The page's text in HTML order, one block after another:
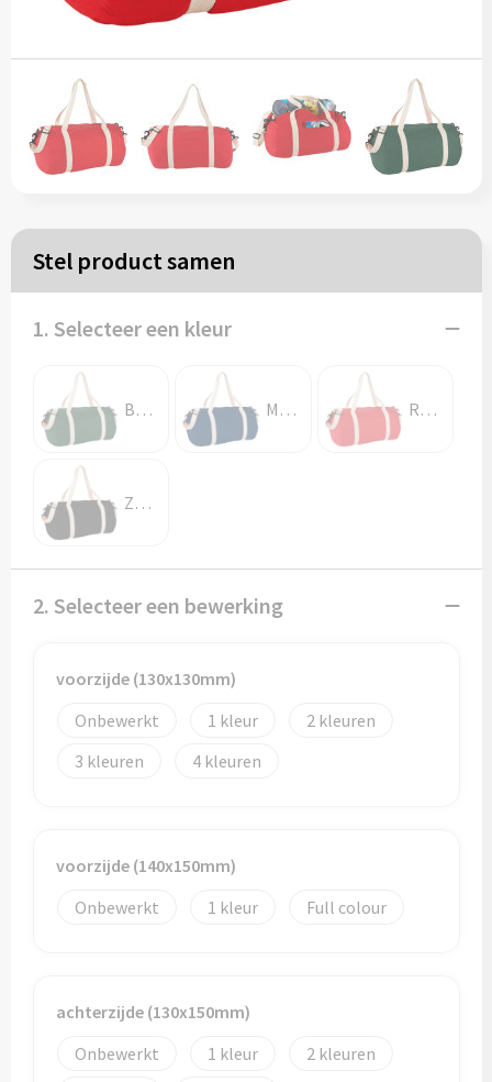
Reistassen
Zakelijk
Schoudertassen
Schrijf & papierwaren
Balpennen
Potloden
Geschenksets
Notaboekjes
Zelfklevende memo's
Mappen
Bidons
Stel product samen
1. Selecteer een kleur
Bosgroen Marineblauw Rood
Zwart
2. Selecteer een bewerking
voorzijde (130x130mm)
Onbewerkt
1
2
3
4
voorzijde (140x150mm)
Onbewerkt
1 Full colour
achterzijde (130x150mm)
Onbewerkt
1
2